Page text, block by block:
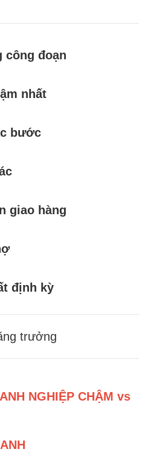
công đoạn
nhất
bước
giao hàng
định kỳ
trưởng
NGHIỆP CHẬM vs